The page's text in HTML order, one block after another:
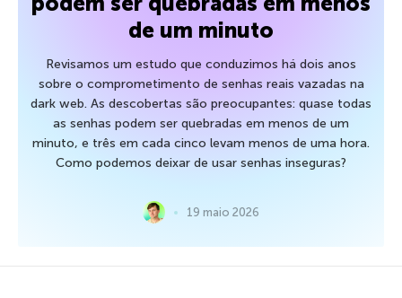
de um minuto
Revisamos um estudo que conduzimos há dois anos
sobre o comprometimento de senhas reais vazadas na
dark web. As descobertas são preocupantes: quase todas
as senhas podem ser quebradas em menos de um
minuto, e três em cada cinco levam menos de uma hora.
Como podemos deixar de usar senhas inseguras?
19 maio 2026